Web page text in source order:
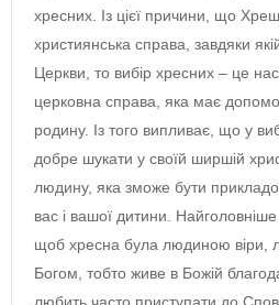
хресних. Із цієї причини, що
християнська справа, завдяки
Церкви, то вибір хресних – це
церковна справа, яка має
родину. Із того випливає, що у
добре шукати у своїй ширшій
людину, яка зможе бути
вас і вашої дитини.
щоб хресна була людиною віри,
Богом, тобто живе в Божій